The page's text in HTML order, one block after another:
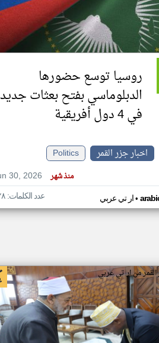
تغيير
اخبار جزر القمر
أهم اخبار جزر القمر
روسيا توسع حضورها
الدبلوماسي بفتح بعثات
في 4 دول أفريقية
اخبار جزر القمر
Politics
30, 2026
منذ شهر
ار تي عربي• عدد الكلمات: ٢٢٨
القمر من ار تي عربي